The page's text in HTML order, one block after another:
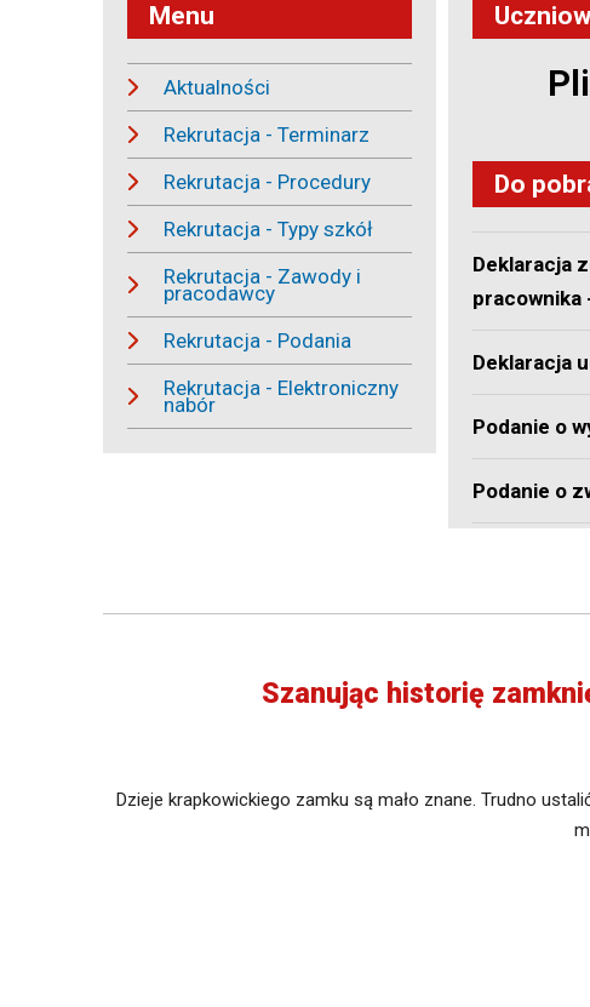
Menu
Aktualności
Rekrutacja - Terminarz
Rekrutacja - Procedury
Rekrutacja - Typy szkół
Rekrutacja - Zawody i
pracodawcy
Rekrutacja - Podania
Rekrutacja - Elektroniczny
nabór
Do
Deklaracja
pracownika
Deklaracja
Podanie o
Podanie o
Szanując historię
Dzieje krapkowickiego zamku są mało znane. Trudno